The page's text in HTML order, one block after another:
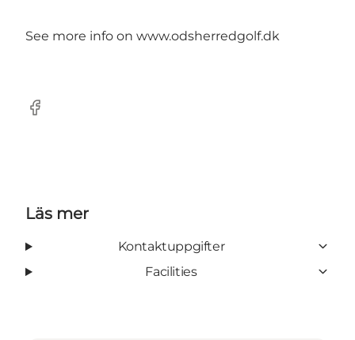
See more info on www.odsherredgolf.dk
Facebook
Läs mer
Kontaktuppgifter
Facilities